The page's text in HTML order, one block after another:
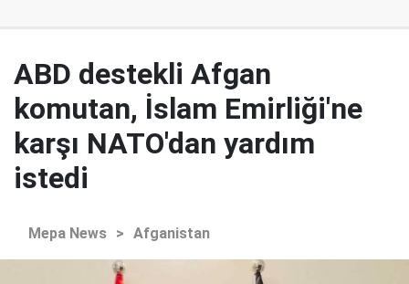
ABD destekli Afgan
komutan, İslam Emirliği'ne
karşı NATO'dan yardım
istedi
Mepa News > Afganistan